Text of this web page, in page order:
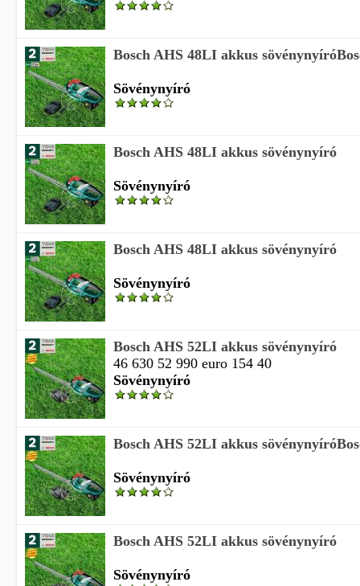
Bosch AHS 48LI akkus
Sövénynyíró
Bosch AHS 48LI akkus sövénynyíró
Sövénynyíró
Bosch AHS 48LI akkus sövénynyíró
Sövénynyíró
Bosch AHS 52LI akkus sövénynyíró
46 630 52 990 euro 154 40
Sövénynyíró
Bosch AHS 52LI akkus
Sövénynyíró
Bosch AHS 52LI akkus sövénynyíró
Sövénynyíró